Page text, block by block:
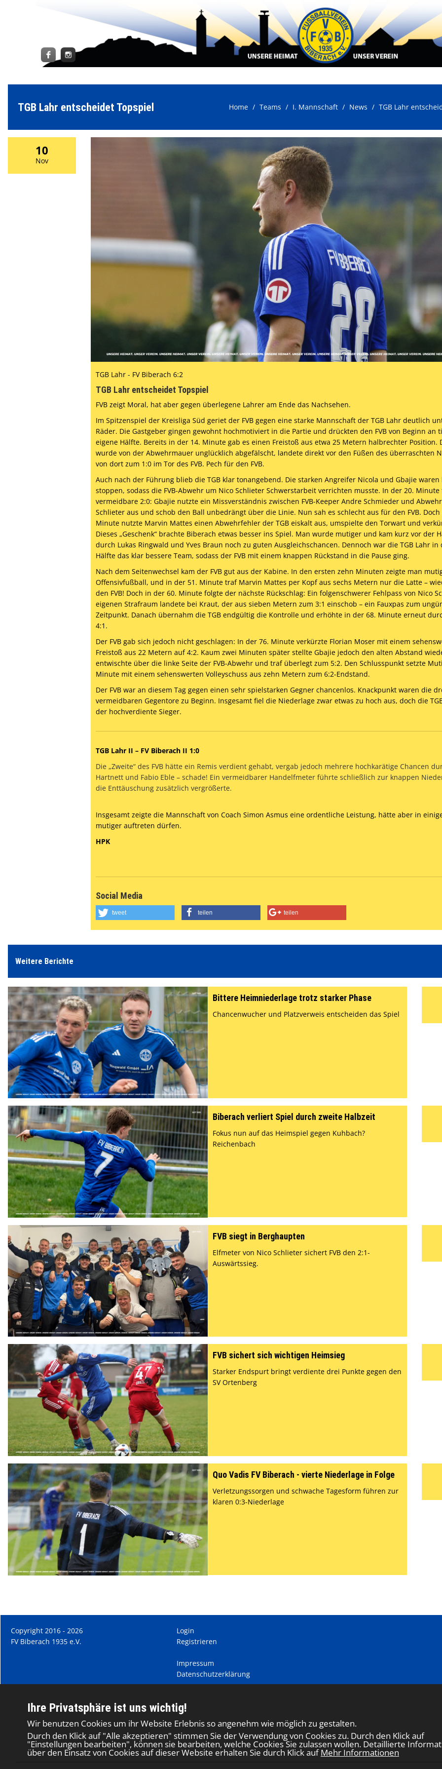
TGB Lahr entscheidet Topspiel Home Teams I. Mannschaft News TGB Lahr
10
Nov
TGB Lahr - FV Biberach 6:2
TGB Lahr entscheidet Topspiel
FVB zeigt Moral, hat aber gegen überlegene Lahrer am Ende das Nachsehen.
Im Spitzenspiel der Kreisliga Süd geriet der FVB gegen eine starke Mannschaft der TGB Lahr deutlich
Räder. Die Gastgeber gingen gewohnt hochmotiviert in die Partie und drückten den FVB von Beginn an
eigene Hälfte. Bereits in der 14. Minute gab es einen Freistoß aus etwa 25 Metern halbrechter Position.
wurde von der Abwehrmauer unglücklich abgefälscht, landete direkt vor den Füßen des überraschten
von dort zum 1:0 im Tor des FVB. Pech für den FVB.
Auch nach der Führung blieb die TGB klar tonangebend. Die starken Angreifer Nicola und Gbajie waren
stoppen, sodass die FVB-Abwehr um Nico Schlieter Schwerstarbeit verrichten musste. In der 20. Minute
vermeidbare 2:0: Gbajie nutzte ein Missverständnis zwischen FVB-Keeper Andre Schmieder und
Schlieter aus und schob den Ball unbedrängt über die Linie. Nun sah es schlecht aus für den FVB.
Minute nutzte Marvin Mattes einen Abwehrfehler der TGB eiskalt aus, umspielte den Torwart und
Dieses „Geschenk“ brachte Biberach etwas besser ins Spiel. Man wurde mutiger und kam kurz vor der
durch Lukas Ringwald und Yves Braun noch zu guten Ausgleichschancen. Dennoch war die TGB Lahr in
Hälfte das klar bessere Team, sodass der FVB mit einem knappen Rückstand in die Pause ging.
Nach dem Seitenwechsel kam der FVB gut aus der Kabine. In den ersten zehn Minuten zeigte man
Offensivfußball, und in der 51. Minute traf Marvin Mattes per Kopf aus sechs Metern nur die Latte –
den FVB! Doch in der 60. Minute folgte der nächste Rückschlag: Ein folgenschwerer Fehlpass von Nico
eigenen Strafraum landete bei Kraut, der aus sieben Metern zum 3:1 einschob – ein Fauxpas zum
Zeitpunkt. Danach übernahm die TGB endgültig die Kontrolle und erhöhte in der 68. Minute erneut
4:1.
Der FVB gab sich jedoch nicht geschlagen: In der 76. Minute verkürzte Florian Moser mit einem
Freistoß aus 22 Metern auf 4:2. Kaum zwei Minuten später stellte Gbajie jedoch den alten Abstand
entwischte über die linke Seite der FVB-Abwehr und traf überlegt zum 5:2. Den Schlusspunkt setzte
Minute mit einem sehenswerten Volleyschuss aus zehn Metern zum 6:2-Endstand.
Der FVB war an diesem Tag gegen einen sehr spielstarken Gegner chancenlos. Knackpunkt waren die
vermeidbaren Gegentore zu Beginn. Insgesamt fiel die Niederlage zwar etwas zu hoch aus, doch die
der hochverdiente Sieger.
TGB Lahr II – FV Biberach II 1:0
Die „Zweite“ des FVB hätte ein Remis verdient gehabt, vergab jedoch mehrere hochkarätige Chancen
Hartnett und Fabio Eble – schade! Ein vermeidbarer Handelfmeter führte schließlich zur knappen
die Enttäuschung zusätzlich vergrößerte.
Insgesamt zeigte die Mannschaft von Coach Simon Asmus eine ordentliche Leistung, hätte aber in
mutiger auftreten dürfen.
HPK
Social Media
tweet teilen teilen
Weitere Berichte
Bittere Heimniederlage trotz starker Phase
Chancenwucher und Platzverweis entscheiden das Spiel
Biberach verliert Spiel durch zweite Halbzeit
Fokus nun auf das Heimspiel gegen Kuhbach?
Reichenbach
FVB siegt in Berghaupten
Elfmeter von Nico Schlieter sichert FVB den 2:1-
Auswärtssieg.
FVB sichert sich wichtigen Heimsieg
Starker Endspurt bringt verdiente drei Punkte gegen den
SV Ortenberg
Quo Vadis FV Biberach - vierte Niederlage in Folge
Verletzungssorgen und schwache Tagesform führen zur
klaren 0:3-Niederlage
Copyright 2016 - 2026
FV Biberach 1935 e.V.
Login
Registrieren
Impressum
Datenschutzerklärung